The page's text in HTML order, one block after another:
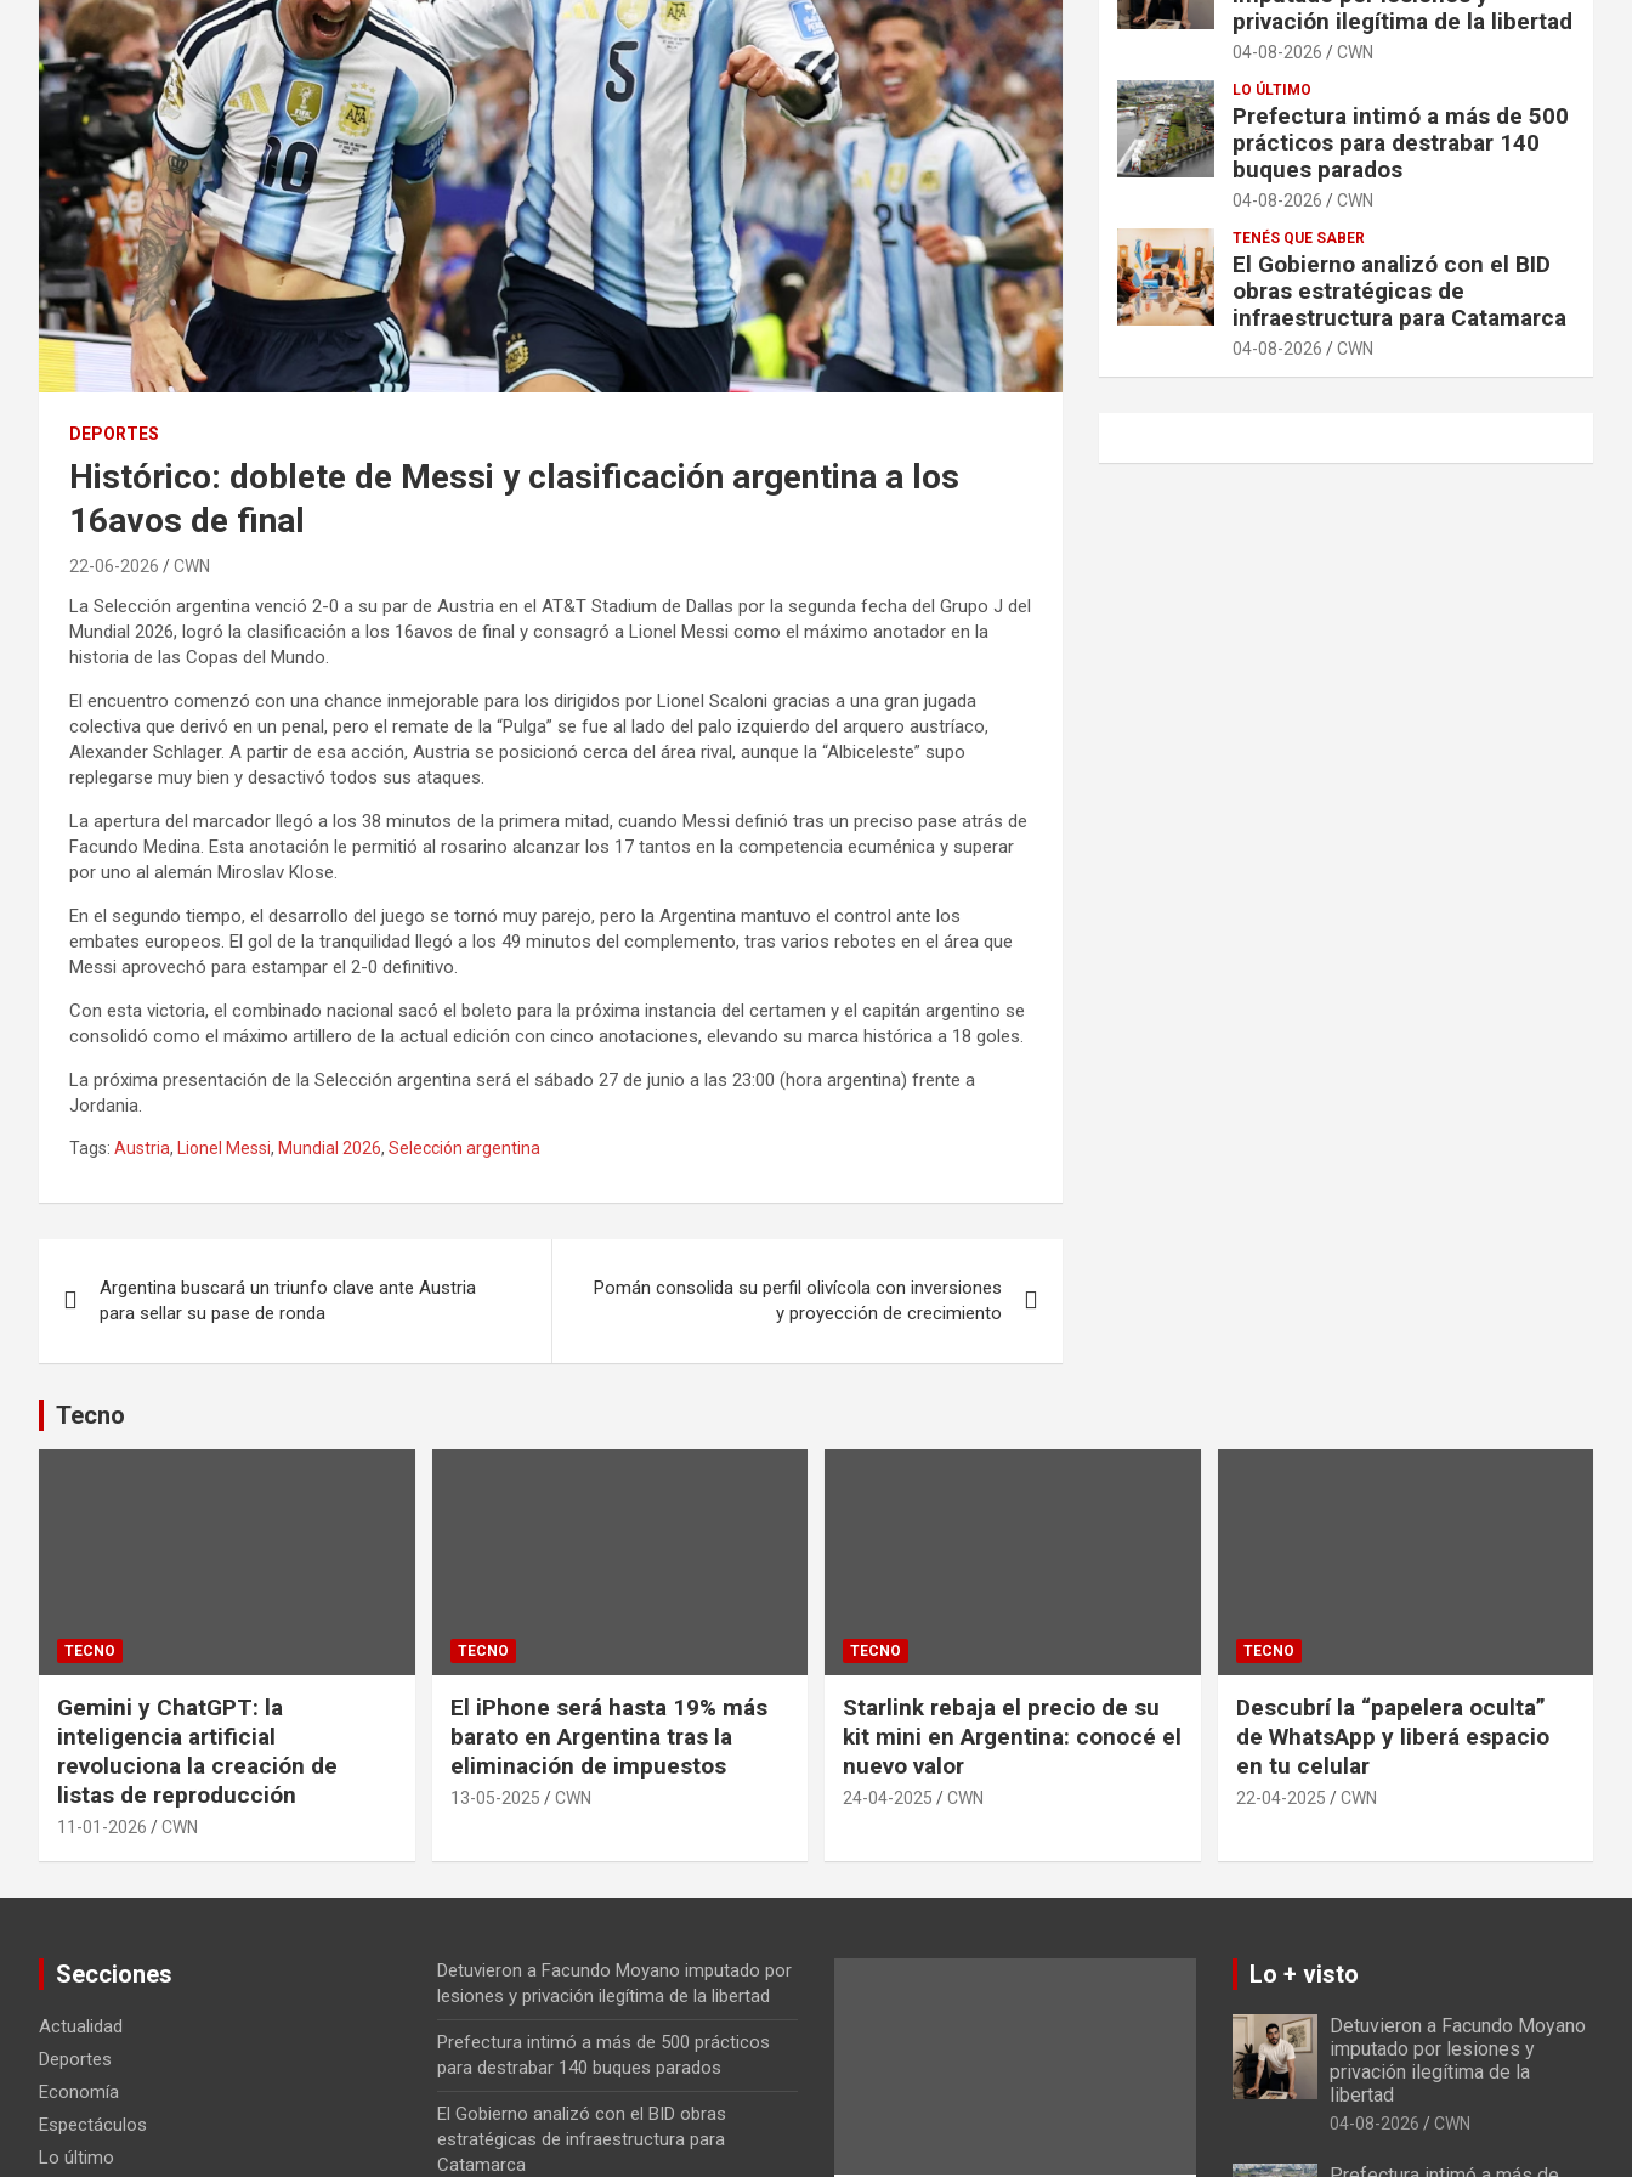
DEPORTES
Histórico: doblete de Messi y clasificación argentina a los
16avos de final
22-06-2026 CWN
La Selección argentina venció 2-0 a su par de Austria en el AT&T Stadium de Dallas por la segunda fecha del Grupo J del
Mundial 2026, logró la clasificación a los 16avos de final y consagró a Lionel Messi como el máximo anotador en la
historia de las Copas del Mundo.
El encuentro comenzó con una chance inmejorable para los dirigidos por Lionel Scaloni gracias a una gran jugada
colectiva que derivó en un penal, pero el remate de la “Pulga” se fue al lado del palo izquierdo del arquero austríaco,
Alexander Schlager. A partir de esa acción, Austria se posicionó cerca del área rival, aunque la “Albiceleste” supo
replegarse muy bien y desactivó todos sus ataques.
La apertura del marcador llegó a los 38 minutos de la primera mitad, cuando Messi definió tras un preciso pase atrás de
Facundo Medina. Esta anotación le permitió al rosarino alcanzar los 17 tantos en la competencia ecuménica y superar
por uno al alemán Miroslav Klose.
En el segundo tiempo, el desarrollo del juego se tornó muy parejo, pero la Argentina mantuvo el control ante los
embates europeos. El gol de la tranquilidad llegó a los 49 minutos del complemento, tras varios rebotes en el área que
Messi aprovechó para estampar el 2-0 definitivo.
Con esta victoria, el combinado nacional sacó el boleto para la próxima instancia del certamen y el capitán argentino se
consolidó como el máximo artillero de la actual edición con cinco anotaciones, elevando su marca histórica a 18 goles.
La próxima presentación de la Selección argentina será el sábado 27 de junio a las 23:00 (hora argentina) frente a
Jordania.
Tags: Austria, Lionel Messi, Mundial 2026, Selección argentina
de
entradas
Argentina buscará un triunfo clave ante Austria
para sellar su pase de ronda
Pomán consolida su perfil olivícola con inversiones
y proyección de crecimiento
privación ilegítima de la libertad
04-08-2026 CWN
LO ÚLTIMO
Prefectura intimó a más de 500
prácticos para destrabar 140
buques parados
04-08-2026 CWN
TENÉS QUE SABER
El Gobierno analizó con el BID
obras estratégicas de
infraestructura para Catamarca
04-08-2026 CWN
Tecno
TECNO
Gemini y ChatGPT: la
inteligencia artificial
revoluciona la creación de
listas de reproducción
11-01-2026 CWN
TECNO
El iPhone será hasta 19% más
barato en Argentina tras la
eliminación de impuestos
13-05-2025 CWN
TECNO
Starlink rebaja el precio de su
kit mini en Argentina: conocé el
nuevo valor
24-04-2025 CWN
TECNO
Descubrí la “papelera oculta”
de WhatsApp y liberá espacio
en tu celular
22-04-2025 CWN
Secciones
Actualidad
Deportes
Economía
Espectáculos
Lo último
Detuvieron a Facundo Moyano imputado por
lesiones y privación ilegítima de la libertad
Prefectura intimó a más de 500 prácticos
para destrabar 140 buques parados
El Gobierno analizó con el BID obras
estratégicas de infraestructura para
Catamarca
Lo + visto
Detuvieron a Facundo Moyano
imputado por lesiones y
privación ilegítima de la
libertad
04-08-2026 CWN